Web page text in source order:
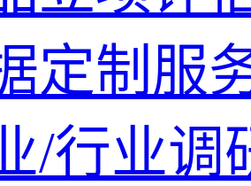
定制服
/行业调